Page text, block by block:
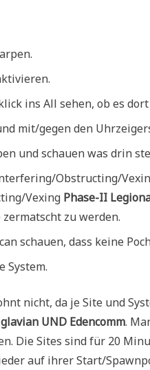
ins All sehen, ob es
mit/gegen den
und schauen was drin
Obstructing/
Vexing Phase-II
zu werden.
schauen, dass keine
System.
nicht, da je Site und
UND Edencomm.
Die Sites sind für 20
auf ihrer Start/